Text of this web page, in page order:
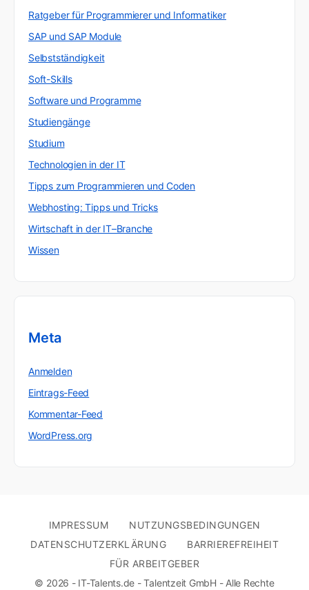
Ratgeber für Programmierer und Informatiker
SAP und SAP Module
Selbstständigkeit
Soft-Skills
Software und Programme
Studiengänge
Studium
Technologien in der IT
Tipps zum Programmieren und Coden
Webhosting: Tipps und Tricks
Wirtschaft in der IT–Branche
Wissen
Meta
Anmelden
Eintrags-Feed
Kommentar-Feed
WordPress.org
IMPRESSUM
NUTZUNGSBEDINGUNGEN
DATENSCHUTZERKLÄRUNG
BARRIEREFREIHEIT
FÜR ARBEITGEBER
© 2026 - IT-Talents.de - Talentzeit GmbH - Alle Rechte